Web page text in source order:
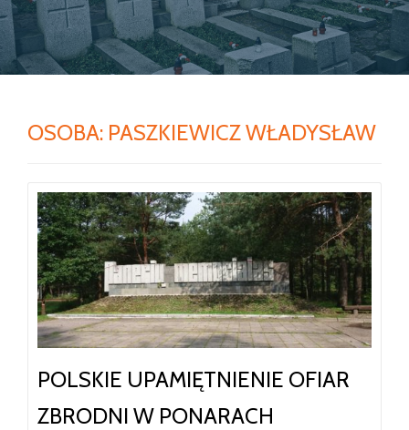
OSOBA: PASZKIEWICZ WŁADYSŁAW
POLSKIE UPAMIĘTNIENIE OFIAR
ZBRODNI W PONARACH